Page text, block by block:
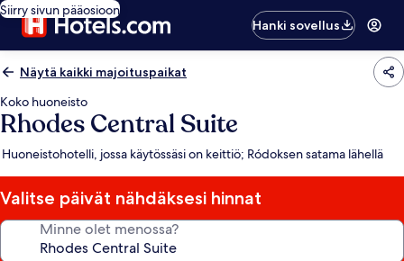
Siirry sivun pääosioon
Hanki sovellus
Näytä kaikki majoituspaikat
Koko huoneisto
Rhodes Central Suite
Huoneistohotelli, jossa käytössäsi on keittiö; Ródoksen satama lähellä
Valitse päivät nähdäksesi hinnat
Minne olet menossa?